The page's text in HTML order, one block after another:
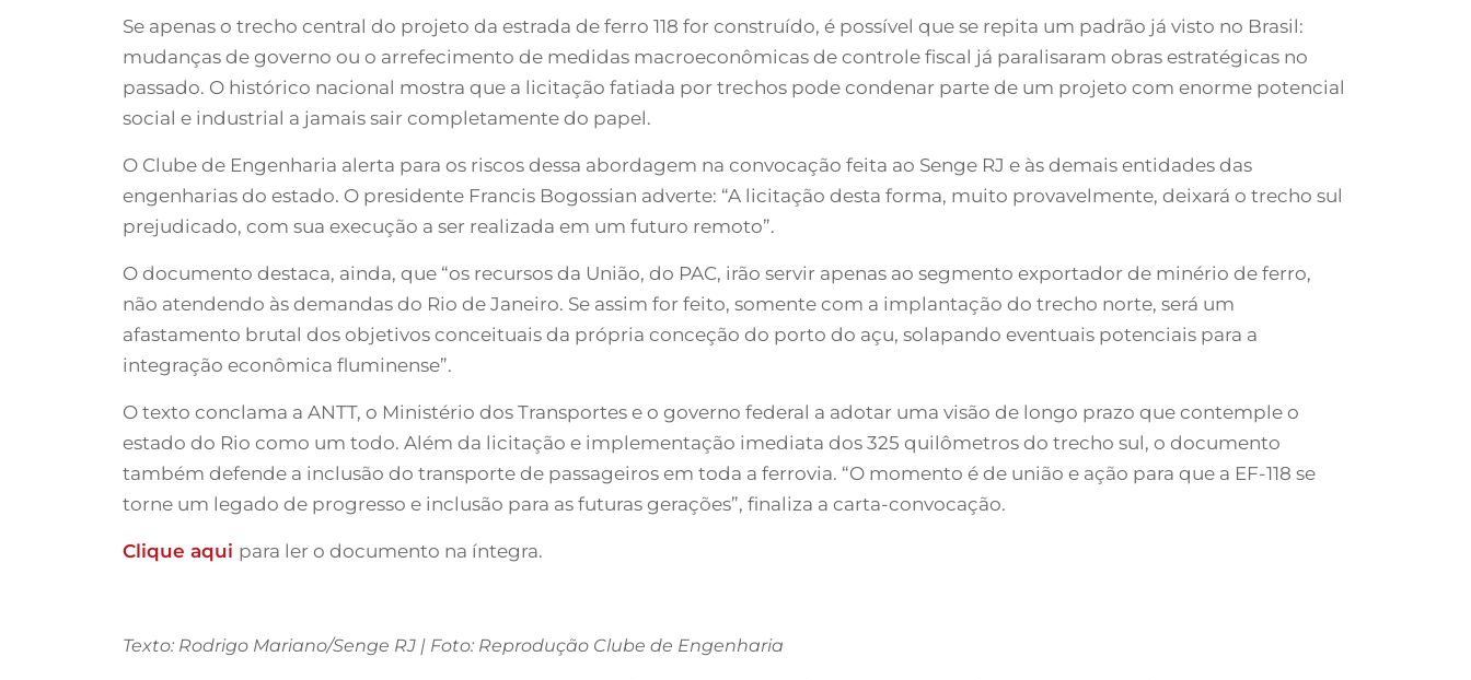
Se apenas o trecho central do projeto da estrada de ferro 118 for construído, é possível que se repita um padrão já visto no Brasil:
mudanças de governo ou o arrefecimento de medidas macroeconômicas de controle fiscal já paralisaram obras estratégicas no
passado. O histórico nacional mostra que a licitação fatiada por trechos pode condenar parte de um projeto com enorme potencial
social e industrial a jamais sair completamente do papel.
O Clube de Engenharia alerta para os riscos dessa abordagem na convocação feita ao Senge RJ e às demais entidades das
engenharias do estado. O presidente Francis Bogossian adverte: “A licitação desta forma, muito provavelmente, deixará o trecho sul
prejudicado, com sua execução a ser realizada em um futuro remoto”.
O documento destaca, ainda, que “os recursos da União, do PAC, irão servir apenas ao segmento exportador de minério de ferro,
não atendendo às demandas do Rio de Janeiro. Se assim for feito, somente com a implantação do trecho norte, será um
afastamento brutal dos objetivos conceituais da própria conceção do porto do açu, solapando eventuais potenciais para a
integração econômica fluminense”.
O texto conclama a ANTT, o Ministério dos Transportes e o governo federal a adotar uma visão de longo prazo que contemple o
estado do Rio como um todo. Além da licitação e implementação imediata dos 325 quilômetros do trecho sul, o documento
também defende a inclusão do transporte de passageiros em toda a ferrovia. “O momento é de união e ação para que a EF-118 se
torne um legado de progresso e inclusão para as futuras gerações”, finaliza a carta-convocação.
Clique aqui para ler o documento na íntegra.
Texto: Rodrigo Mariano/Senge RJ | Foto: Reprodução Clube de Engenharia